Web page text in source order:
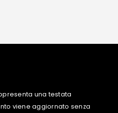
una testata
viene aggiornato senza